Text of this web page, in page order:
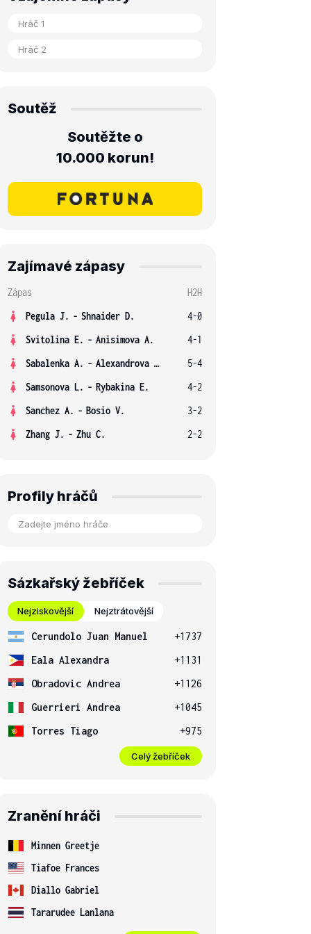
Soutěž
Soutěžte o
10.000 korun!
Zajímavé zápasy
Zápas
H2H
Pegula J. - Shnaider D.
4-0
Svitolina E. - Anisimova A.
4-1
Sabalenka A. - Alexandrova E.
5-4
Samsonova L. - Rybakina E.
4-2
Sanchez A. - Bosio V.
3-2
Zhang J. - Zhu C. 2-2
Profily hráčů
Sázkařský žebříček
Nejziskovější Nejztrátovější
Cerundolo Juan Manuel
+1737
Eala Alexandra
+1131
Obradovic Andrea
+1126
Guerrieri Andrea
+1045
Torres Tiago
+975
Celý žebříček
Zranění hráči
Minnen Greetje
Tiafoe Frances
Diallo Gabriel
Tararudee Lanlana